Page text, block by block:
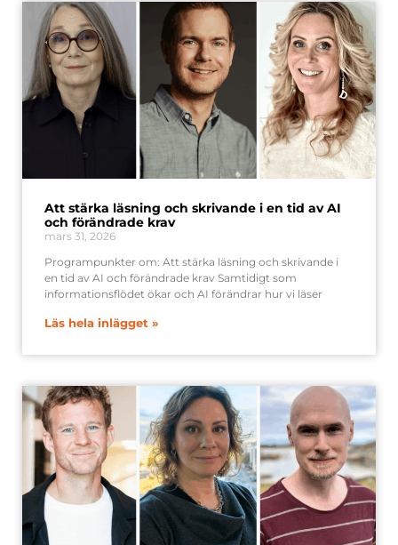
Att stärka läsning och skrivande i en tid av AI
och förändrade krav
mars 31, 2026
Programpunkter om: Att stärka läsning och skrivande i
en tid av AI och förändrade krav Samtidigt som
informationsflödet ökar och AI förändrar hur vi läser
Läs hela inlägget »